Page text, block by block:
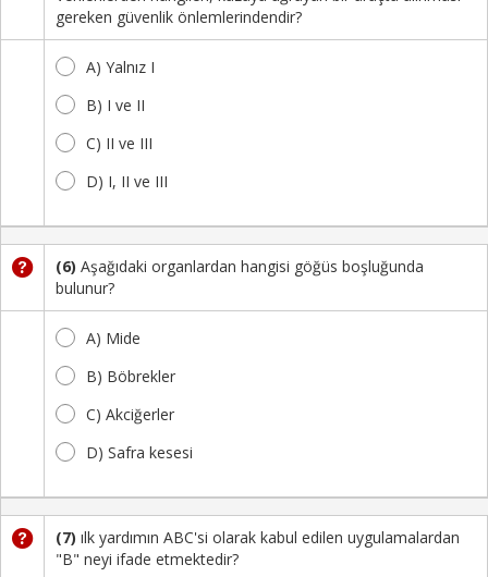
gereken güvenlik önlemlerindendir?
A) Yalnız I
B) I ve II
C) II ve III
D) I, II ve III
(6) Aşağıdaki organlardan hangisi göğüs boşluğunda
bulunur?
A) Mide
B) Böbrekler
C) Akciğerler
D) Safra kesesi
(7) ılk yardımın ABC'si olarak kabul edilen uygulamalardan
"B" neyi ifade etmektedir?